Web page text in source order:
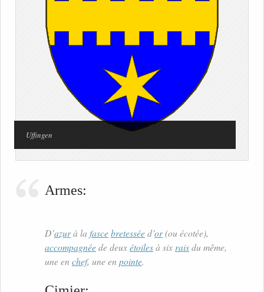
Uffingen
Armes:
D’azurà la fascebretesséed’or(ou écotée),
accompagnéede deuxétoilesà six raisdu même,
une en chef, une en pointe.